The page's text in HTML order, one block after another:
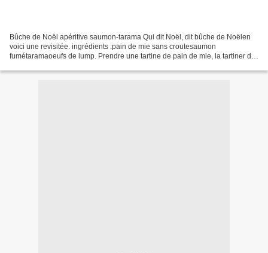
Bûche de Noël apéritive saumon-tarama Qui dit Noël, dit bûche de Noëlen
voici une revisitée. ingrédients :pain de mie sans croutesaumon
fumétaramaoeufs de lump. Prendre une tartine de pain de mie, la tartiner de